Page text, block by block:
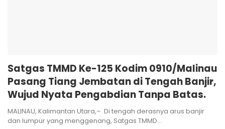
Satgas TMMD Ke-125 Kodim 0910/Malinau
Pasang Tiang Jembatan di Tengah Banjir,
Wujud Nyata Pengabdian Tanpa Batas.
MALINAU, Kalimantan Utara,– Di tengah derasnya arus banjir
dan lumpur yang menggenang, Satgas TMMD…